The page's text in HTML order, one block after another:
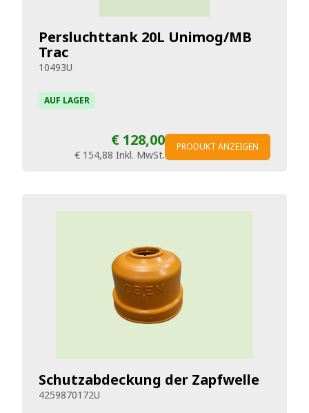
Persluchttank 20L Unimog/MB
Trac
10493U
AUF LAGER
€ 128,00
€ 154,88 Inkl. MwSt.
PRODUKT ANZEIGEN
Schutzabdeckung der Zapfwelle
4259870172U